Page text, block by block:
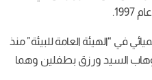
في “الهيئة العامة للبيئة” منذ
تزوج عبد الوهاب السيد ورزق بطفلين وهما